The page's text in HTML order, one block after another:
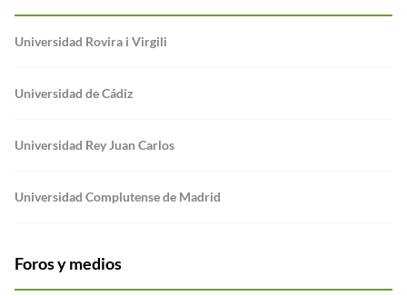
Universidad Rovira i Virgili
Universidad de Cádiz
Universidad Rey Juan Carlos
Universidad Complutense de Madrid
Foros y medios